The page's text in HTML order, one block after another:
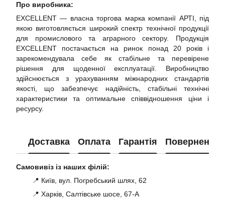
Про виробника:
EXCELLENT — власна торгова марка компанії АРТІ, під
якою виготовляється широкий спектр технічної продукції
для промислового та аграрного сектору. Продукція
EXCELLENT постачається на ринок понад 20 років і
зарекомендувала себе як стабільне та перевірене
рішення для щоденної експлуатації. Виробництво
здійснюється з урахуванням міжнародних стандартів
якості, що забезпечує надійність, стабільні технічні
характеристики та оптимальне співвідношення ціни і
ресурсу.
Доставка Оплата Гарантія Повернення
Самовивіз із наших філій:
📍 Київ, вул. Погребський шлях, 62
📍 Харків, Салтівське шосе, 67-А